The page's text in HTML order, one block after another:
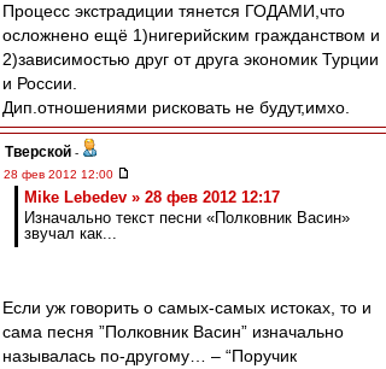
Процесс экстрадиции тянется ГОДАМИ,что
осложнено ещё 1)нигерийским гражданством и
2)зависимостью друг от друга экономик Турции
и России.
Дип.отношениями рисковать не будут,имхо.
Тверской -
28 фев 2012 12:00
Mike Lebedev » 28 фев 2012 12:17
Изначально текст песни «Полковник Васин»
звучал как...
Если уж говорить о самых-самых истоках, то и
сама песня ”Полковник Васин” изначально
называлась по-другому… – “Поручик